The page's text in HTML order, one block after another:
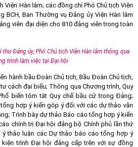
Viện Hàn lâm; các đồng chí Phó Chủ tịch Viện
BCH, Ban Thường vụ Đảng ủy Viện Hàn lâm
viên đại diện cho 810 đảng viên trong toàn
thư Đảng ủy, Phó Chủ tịch Viện Hàn lâm thông qua
trình làm việc tại Đại hội
hành bầu Đoàn Chủ tịch, Bầu Đoàn Chủ tịch,
cách đại biểu; Thông qua Chương trình, Quy
biến tóm tắt Quy chế bầu cử trong Đảng;
hợp ý kiến góp ý đối với các dự thảo văn
Trình bày dự thảo Báo cáo tổng hợp ý kiến
chính trị Đại hội đảng bộ Chính phủ lần thứ
ý thảo luận các Dự thảo báo cáo tổng hợp ý
trình Đại hội đảng cấp trên với sự đồng